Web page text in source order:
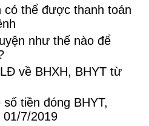
có thể được thanh toán
như thế nào để
về BHXH, BHYT từ
tiền đóng BHYT,
7/2019